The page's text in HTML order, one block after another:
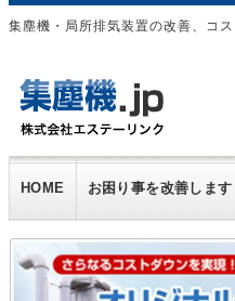
集塵機・局所排気装置の改善、コ
HOME お困り事を改善します